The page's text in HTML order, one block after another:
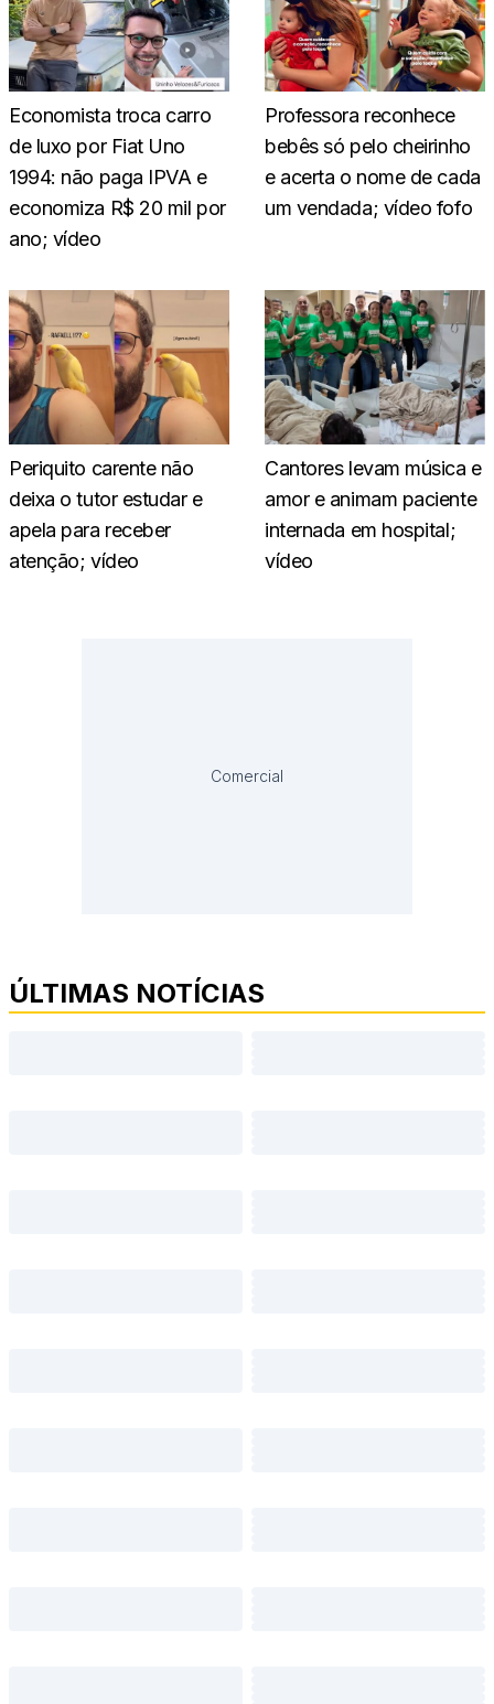
Economista troca carro
de luxo por Fiat Uno
1994: não paga IPVA e
economiza R$ 20 mil por
ano; vídeo
Professora reconhece
bebês só pelo cheirinho
e acerta o nome de cada
um vendada; vídeo fofo
Periquito carente não
deixa o tutor estudar e
apela para receber
atenção; vídeo
Cantores levam música e
amor e animam paciente
internada em hospital;
vídeo
Comercial
ÚLTIMAS NOTÍCIAS